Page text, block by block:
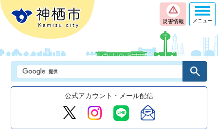
災害情報
公式アカウント・メール配信
メニュー